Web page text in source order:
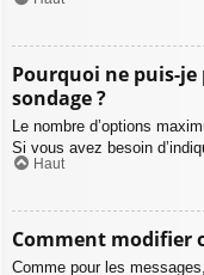
Pourquoi ne puis-
sondage ?
Le nombre d’options
Si vous avez besoin
Haut
Comment modifier
Comme pour les